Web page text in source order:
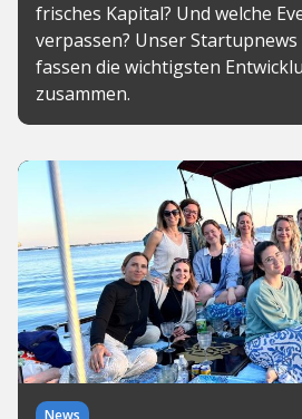
frisches Kapital? Und welche
verpassen? Unser
fassen die wichtigsten
zusammen.
News